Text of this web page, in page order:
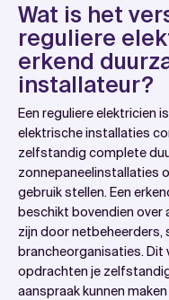
Wat is het
reguliere
erkend
installateur?
Een reguliere elektricien
elektrische installaties
zelfstandig complete
zonnepaneelinstallaties
gebruik stellen. Een
beschikt bovendien over
zijn door netbeheerders,
brancheorganisaties. Dit
opdrachten je
aanspraak kunnen